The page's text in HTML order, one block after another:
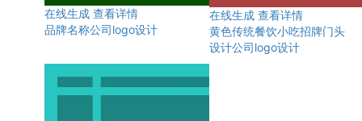
在线生成 查看详情
品牌名称公司logo设计
在线生成 查看详情
黄色传统餐饮小吃招牌门头
设计公司logo设计